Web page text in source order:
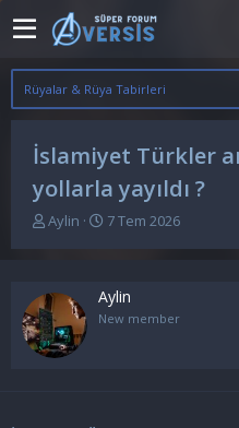
Rüyalar & Rüya Tabirleri
İslamiyet Türkler
yollarla yayıldı ?
K
y
u
b
a
Aylin
B
a
n
7 Tem 2026
Aylin
New member